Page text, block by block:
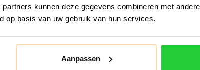
kunnen deze gegevens combineren met
op basis van uw gebruik van hun services.
Aanpassen